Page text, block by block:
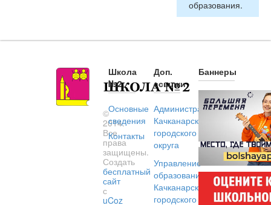
образования.
©
2014.
Все
права
защищены.
Создать
бесплатный
сайт
с
uCoz
Школа
№2
Основные
сведения
Контакты
Доп.
ссылки
Администрация
Качканарского
городского
округа
Управление
образованием
Качканарского
городского
Баннеры